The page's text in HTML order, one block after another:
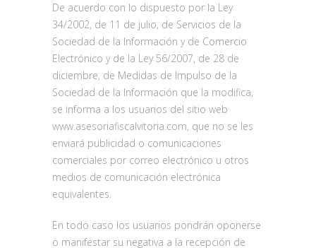
De acuerdo con lo dispuesto por la Ley
34/2002, de 11 de julio, de Servicios de la
Sociedad de la Información y de Comercio
Electrónico y de la Ley 56/2007, de 28 de
diciembre, de Medidas de Impulso de la
Sociedad de la Información que la modifica,
se informa a los usuarios del sitio web
www.asesoriafiscalvitoria.com, que no se les
enviará publicidad o comunicaciones
comerciales por correo electrónico u otros
medios de comunicación electrónica
equivalentes.
En todo caso los usuarios pondrán oponerse
o manifestar su negativa a la recepción de